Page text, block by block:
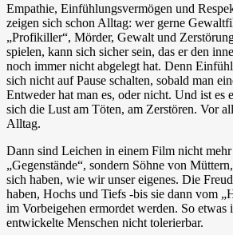
Empathie, Einfühlungsvermögen und
zeigen sich schon Alltag: wer gerne
„Profikiller“, Mörder, Gewalt und
spielen, kann sich sicher sein, das er den
noch immer nicht abgelegt hat. Denn
sich nicht auf Pause schalten, sobald man
Entweder hat man es, oder nicht. Und ist es
sich die Lust am Töten, am Zerstören. Vor
Alltag.
Dann sind Leichen in einem Film nicht mehr
„Gegenstände“, sondern Söhne von
sich haben, wie wir unser eigenes. Die
haben, Hochs und Tiefs -bis sie dann vom
im Vorbeigehen ermordet werden. So etwas
entwickelte Menschen nicht tolerierbar.